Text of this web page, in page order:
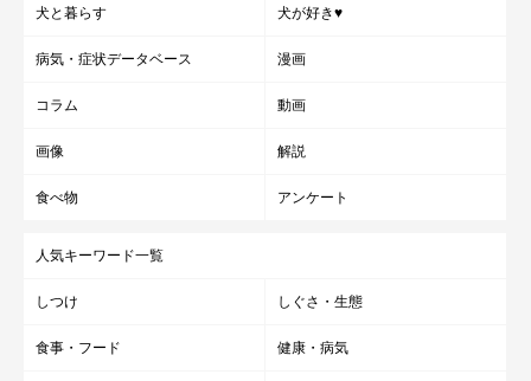
犬と暮らす 犬が好き♥
病気・症状データベース 漫画
コラム 動画
画像 解説
食べ物 アンケート
人気キーワード一覧
しつけ しぐさ・生態
食事・フード 健康・病気